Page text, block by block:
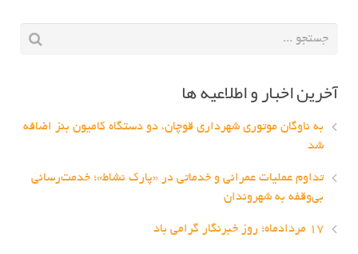
آخرین اخبار و اطلاعیه ها
به ناوگان موتوری شهرداری قوچان، دو دستگاه کامیون بنز اضافه
شد
تداوم عملیات عمرانی و خدماتی در «پارک نشاط»؛ خدمت‌رسانی
بی‌وقفه به شهروندان
۱۷ مردادماه؛ روز خبرنگار گرامی باد